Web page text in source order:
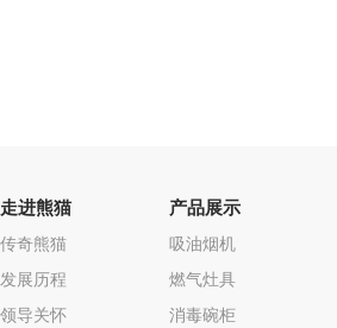
走进熊猫
传奇熊猫
发展历程
领导关怀
产品展示
吸油烟机
燃气灶具
消毒碗柜